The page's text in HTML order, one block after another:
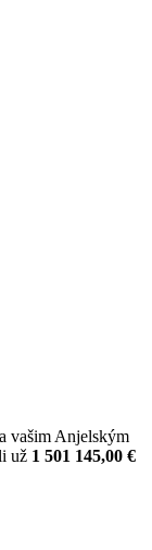
vašim Anjelským
už 1 501 145,00 €